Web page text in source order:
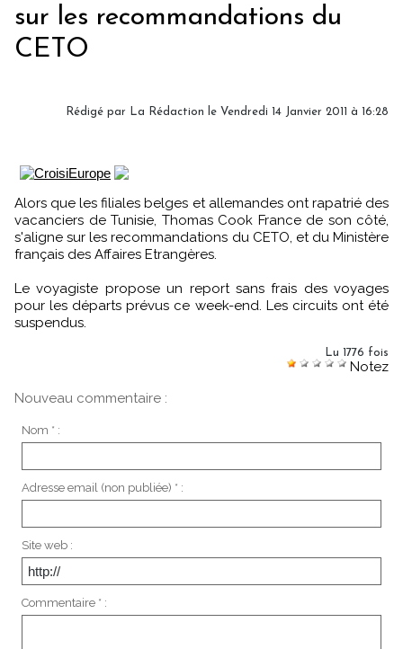
sur les recommandations du
CETO
Rédigé par La Rédaction le Vendredi 14 Janvier 2011 à 16:28
Alors que les filiales belges et allemandes ont rapatrié des
vacanciers de Tunisie, Thomas Cook France de son côté,
s'aligne sur les recommandations du CETO, et du Ministère
français des Affaires Etrangères.
Le voyagiste propose un report sans frais des voyages
pour les départs prévus ce week-end. Les circuits ont été
suspendus.
Lu 1776 fois
Notez
Nouveau commentaire :
Nom * :
Adresse email (non publiée) * :
Site web :
Commentaire * :